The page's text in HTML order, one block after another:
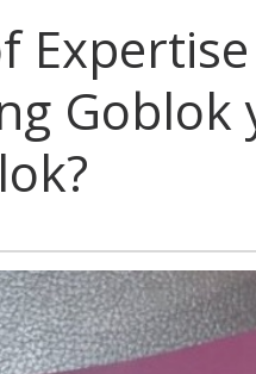
Goblok